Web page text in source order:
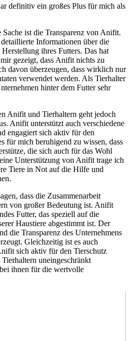
definitiv ein​ großes Plus für mich als⁤
ist die Transparenz ​von Anifit.
Informationen über die
​ihres Futters. Das⁣ hat
gezeigt, dass Anifit nichts zu
davon überzeugen, dass wirklich nur⁢
verwendet werden. Als Tierhalter
hinter⁤ dem Futter sehr
Anifit und Tierhaltern geht jedoch
Anifit unterstützt ⁣auch verschiedene‌
engagiert sich⁤ aktiv​ für‌ den
‍für​ mich beruhigend ​zu wissen, dass
die sich auch für das Wohl
Unterstützung von Anifit‍ trage ⁤ich
Tiere⁢ in Not auf die⁤ Hilfe und
dass ⁣die Zusammenarbeit⁤
von⁢ großer⁤ Bedeutung⁢ ist. Anifit
Futter, das speziell auf die
Haustiere abgestimmt ‍ist. Der
die ​Transparenz des Unternehmens
Gleichzeitig ist es ⁢auch
sich aktiv ⁤für den Tierschutz
uneingeschränkt
ihnen für ⁢die wertvolle‍